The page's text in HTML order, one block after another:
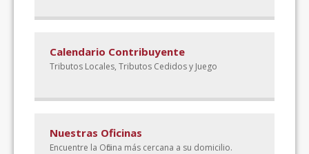
Calendario Contribuyente
Tributos Locales, Tributos Cedidos y Juego
Nuestras Oficinas
Encuentre la Oficina más cercana a su domicilio.